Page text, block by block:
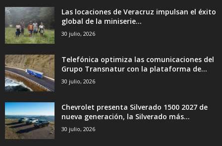
Las locaciones de Veracruz impulsan el éxito
global de la miniserie...
30 julio, 2026
Telefónica optimiza las comunicaciones del
Grupo Transnatur con la plataforma de...
30 julio, 2026
Chevrolet presenta Silverado 1500 2027 de
nueva generación, la Silverado más...
30 julio, 2026